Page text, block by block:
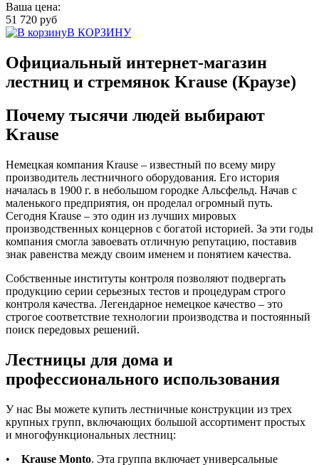
Ваша цена:
51 720 руб
В КОРЗИНУ
Официальный интернет-магазин
лестниц и стремянок Krause (Краузе)
Почему тысячи людей выбирают
Krause
Немецкая компания Krause – известный по всему миру
производитель лестничного оборудования. Его история
началась в 1900 г. в небольшом городке Альсфельд. Начав с
маленького предприятия, он проделал огромный путь.
Сегодня Krause – это один из лучших мировых
производственных концернов с богатой историей. За эти годы
компания смогла завоевать отличную репутацию, поставив
знак равенства между своим именем и понятием качества.
Собственные институты контроля позволяют подвергать
продукцию серии серьезных тестов и процедурам строго
контроля качества. Легендарное немецкое качество – это
строгое соответствие технологии производства и постоянный
поиск передовых решений.
Лестницы для дома и
профессионального использования
У нас Вы можете купить лестничные конструкции из трех
крупных групп, включающих большой ассортимент простых
и многофункциональных лестниц:
• Krause Monto. Эта группа включает универсальные